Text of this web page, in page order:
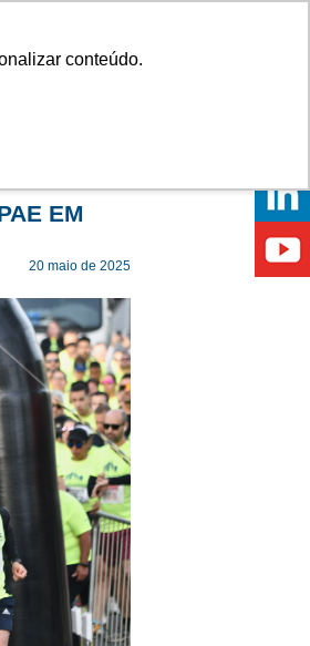
conteúdo.
EM
20 maio de 2025